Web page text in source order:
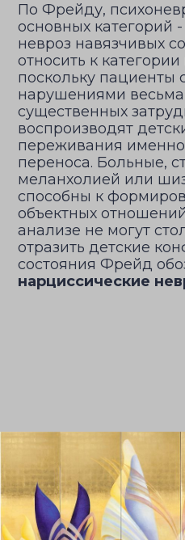
По Фрейду,
основных категорий
невроз навязчивых
относить к категории
поскольку пациенты
нарушениями весьма
существенных
воспроизводят
переживания
переноса. Больные,
меланхолией или
способны к
объектных
анализе не могут
отразить детские
состояния Фрейд
нарциссические